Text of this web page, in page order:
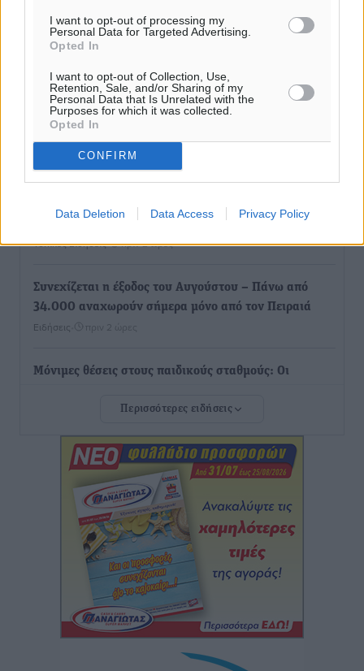
I want to opt-out of processing my
Personal Data for Targeted Advertising.
Opted In
I want to opt-out of Collection, Use,
Retention, Sale, and/or Sharing of my
Personal Data that Is Unrelated with the
Purposes for which it was collected.
Opted In
CONFIRM
Data Deletion Data Access Privacy Policy
Καιρός: Επιμένουν οι υψηλές θερμοκρασίες – Ισχυρά
μελτέμια έως 9 μποφόρ, σε «Red Code» 6 περιοχές
Τοπικές Ειδήσεις• πριν 2 ώρες
Τα φοιτητικά ενοίκια «τινάζουν στον αέρα» τους
οικογενειακούς προϋπολογισμούς
πριν 2 ώρες
Δυνάμεις στη νήσο Ρω
Τοπικές Ειδήσεις• πριν 2 ώρες
Συνεχίζεται η έξοδος του Αυγούστου – Πάνω από
34.000 αναχωρούν σήμερα μόνο από τον Πειραιά
Ειδήσεις πριν 2 ώρες
Μόνιμες θέσεις στους παιδικούς σταθμούς: Οι
για τους δήμους
Δεύτερη πηγή εισοδήματος για τους επαγγελματίες
ψαράδες ο αλιευτικός τουρισμός
πριν 3 ώρες
Μαρία Εκμεκτσίογλου: Η πίστη μου είναι το
μεγαλύτερο στήριγμα μου – Το προσκύνημα στην ιερά
Μονή Πανορμίτη
Τοπικές Ειδήσεις• πριν 3 ώρες
Ακαθάριστα οικόπεδα: Τι γίνεται όταν ο ιδιοκτήτης
Περισσότερες ειδήσεις